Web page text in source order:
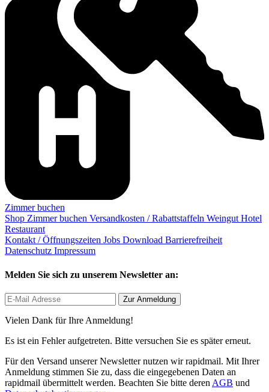
Zimmer buchen
Shop Zimmer buchen Versandkosten / Rabattstaffeln WeingutHotel
Restaurant
Kontakt / Öffnungszeiten Jobs Download Barrierefreiheit
Datenschutz Impressum
Melden Sie sich zu unserem Newsletter an:
Zur Anmeldung
Vielen Dank für Ihre Anmeldung!
Es ist ein Fehler aufgetreten. Bitte versuchen Sie es später erneut.
Für den Versand unserer Newsletter nutzen wir rapidmail. Mit Ihrer
Anmeldung stimmen Sie zu, dass die eingegebenen Daten an
rapidmail übermittelt werden. Beachten Sie bitte deren AGB und